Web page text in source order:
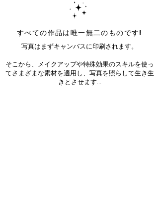
すべての作品は唯一無二のものです!
写真はまずキャンバスに印刷されます。
そこから、メイクアップや特殊効果のスキルを使っ
てさまざまな素材を適用し、写真を照らして生き生
きとさせます...